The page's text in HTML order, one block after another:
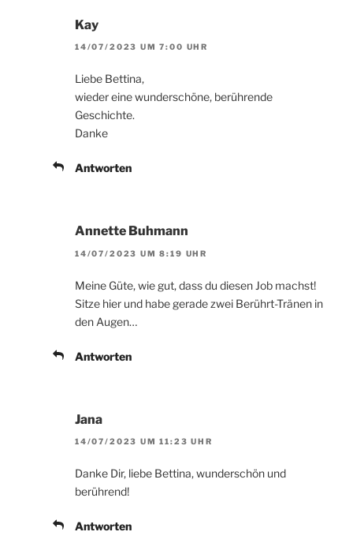
Kay
14/07/2023 UM 7:00 UHR
Liebe Bettina,
wieder eine wunderschöne, berührende
Geschichte.
Danke
Antworten
Annette Buhmann
14/07/2023 UM 8:19 UHR
Meine Güte, wie gut, dass du diesen Job machst!
Sitze hier und habe gerade zwei Berührt-Tränen in
den Augen…
Antworten
Jana
14/07/2023 UM 11:23 UHR
Danke Dir, liebe Bettina, wunderschön und
berührend!
Antworten